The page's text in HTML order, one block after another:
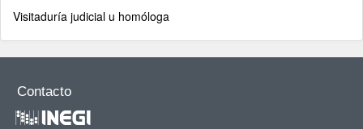
Visitaduría judicial u homóloga
Contacto